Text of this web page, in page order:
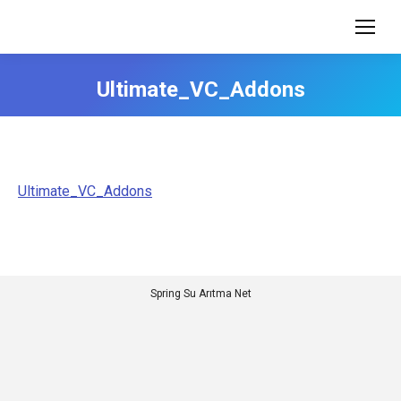
Ultimate_VC_Addons
Ultimate_VC_Addons
Spring Su Arıtma Net